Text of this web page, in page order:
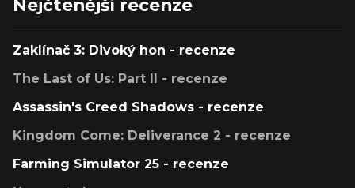
Nejčtenější recenze
Zaklínač 3: Divoký hon - recenze
The Last of Us: Part II - recenze
Assassin's Creed Shadows - recenze
Kingdom Come: Deliverance 2 - recenze
Farming Simulator 25 - recenze